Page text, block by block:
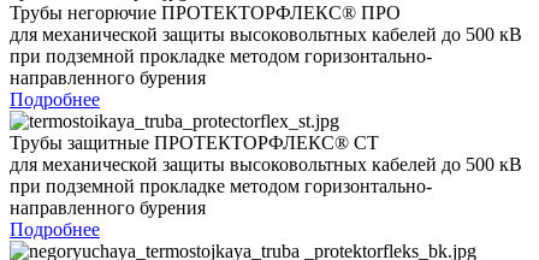
Трубы негорючие ПРОТЕКТОРФЛЕКС® ПРО
для механической защиты высоковольтных кабелей до 500 кВ
при подземной прокладке методом горизонтально-
направленного бурения
Подробнее
Трубы защитные ПРОТЕКТОРФЛЕКС® СТ
для механической защиты высоковольтных кабелей до 500 кВ
при подземной прокладке методом горизонтально-
направленного бурения
Подробнее